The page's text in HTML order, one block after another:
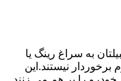
به سراغ رینگ یا
برخوردار نیستند.این